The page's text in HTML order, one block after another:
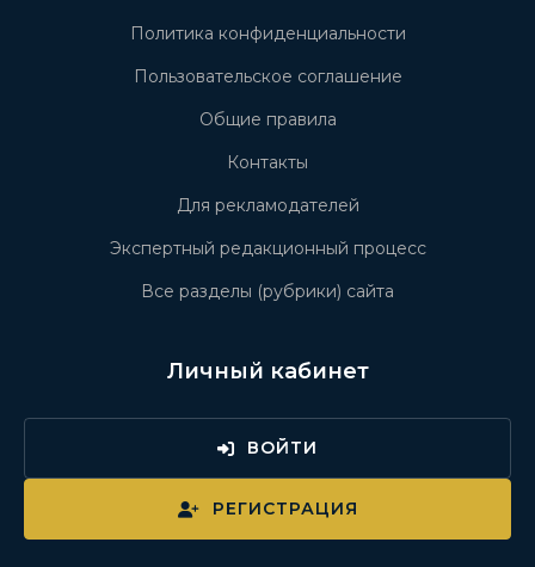
Политика конфиденциальности
Пользовательское соглашение
Общие правила
Контакты
Для рекламодателей
Экспертный редакционный процесс
Все разделы (рубрики) сайта
Личный кабинет
ВОЙТИ
РЕГИСТРАЦИЯ